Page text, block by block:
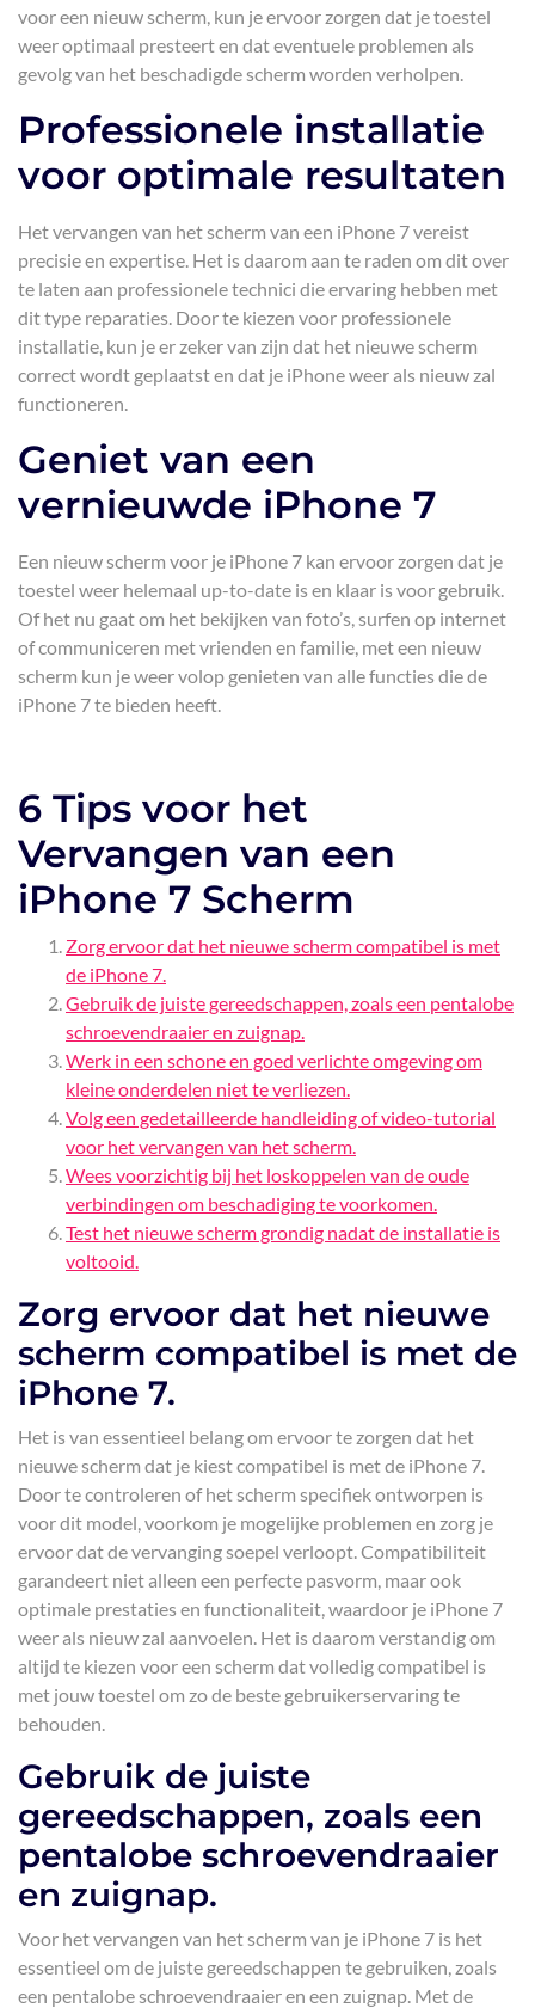
voor een nieuw scherm, kun je ervoor zorgen dat je toestel
weer optimaal presteert en dat eventuele problemen als
gevolg van het beschadigde scherm worden verholpen.
Professionele installatie
voor optimale resultaten
Het vervangen van het scherm van een iPhone 7 vereist
precisie en expertise. Het is daarom aan te raden om dit over
te laten aan professionele technici die ervaring hebben met
dit type reparaties. Door te kiezen voor professionele
installatie, kun je er zeker van zijn dat het nieuwe scherm
correct wordt geplaatst en dat je iPhone weer als nieuw zal
functioneren.
Geniet van een
vernieuwde iPhone 7
Een nieuw scherm voor je iPhone 7 kan ervoor zorgen dat je
toestel weer helemaal up-to-date is en klaar is voor gebruik.
Of het nu gaat om het bekijken van foto’s, surfen op internet
of communiceren met vrienden en familie, met een nieuw
scherm kun je weer volop genieten van alle functies die de
iPhone 7 te bieden heeft.
6 Tips voor het
Vervangen van een
iPhone 7 Scherm
Zorg ervoor dat het nieuwe scherm compatibel is met
de iPhone 7.
Gebruik de juiste gereedschappen, zoals een pentalobe
schroevendraaier en zuignap.
Werk in een schone en goed verlichte omgeving om
kleine onderdelen niet te verliezen.
Volg een gedetailleerde handleiding of video-tutorial
voor het vervangen van het scherm.
Wees voorzichtig bij het loskoppelen van de oude
verbindingen om beschadiging te voorkomen.
Test het nieuwe scherm grondig nadat de installatie is
voltooid.
Zorg ervoor dat het nieuwe
scherm compatibel is met de
iPhone 7.
Het is van essentieel belang om ervoor te zorgen dat het
nieuwe scherm dat je kiest compatibel is met de iPhone 7.
Door te controleren of het scherm specifiek ontworpen is
voor dit model, voorkom je mogelijke problemen en zorg je
ervoor dat de vervanging soepel verloopt. Compatibiliteit
garandeert niet alleen een perfecte pasvorm, maar ook
optimale prestaties en functionaliteit, waardoor je iPhone 7
weer als nieuw zal aanvoelen. Het is daarom verstandig om
altijd te kiezen voor een scherm dat volledig compatibel is
met jouw toestel om zo de beste gebruikerservaring te
behouden.
Gebruik de juiste
gereedschappen, zoals een
pentalobe schroevendraaier
en zuignap.
Voor het vervangen van het scherm van je iPhone 7 is het
essentieel om de juiste gereedschappen te gebruiken, zoals
een pentalobe schroevendraaier en een zuignap. Met de